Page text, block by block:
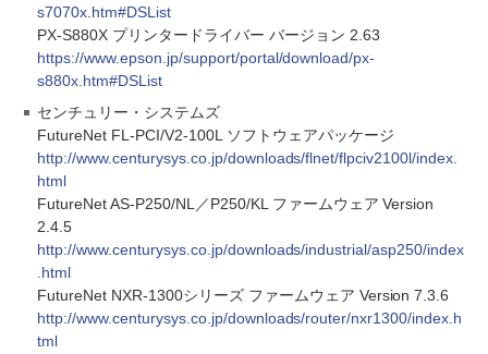
s7070x.htm#DSList
PX-S880X プリンタードライバー バージョン 2.63
https://www.epson.jp/support/portal/download/px-
s880x.htm#DSList
センチュリー・システムズ
FutureNet FL-PCI/V2-100L ソフトウェアパッケージ
http://www.centurysys.co.jp/downloads/flnet/flpciv2100l/index.
html
FutureNet AS-P250/NL／P250/KL ファームウェア Version
2.4.5
http://www.centurysys.co.jp/downloads/industrial/asp250/index
.html
FutureNet NXR-1300シリーズ ファームウェア Version 7.3.6
http://www.centurysys.co.jp/downloads/router/nxr1300/index.h
tml